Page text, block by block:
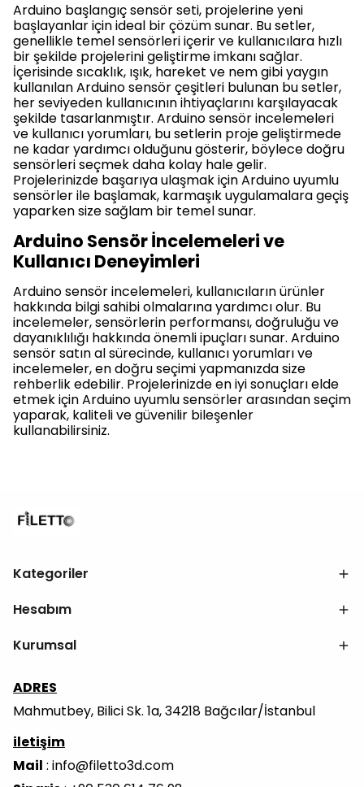
Arduino başlangıç sensör seti, projelerine yeni
başlayanlar için ideal bir çözüm sunar. Bu setler,
genellikle temel sensörleri içerir ve kullanıcılara hızlı
bir şekilde projelerini geliştirme imkanı sağlar.
İçerisinde sıcaklık, ışık, hareket ve nem gibi yaygın
kullanılan Arduino sensör çeşitleri bulunan bu setler,
her seviyeden kullanıcının ihtiyaçlarını karşılayacak
şekilde tasarlanmıştır. Arduino sensör incelemeleri
ve kullanıcı yorumları, bu setlerin proje geliştirmede
ne kadar yardımcı olduğunu gösterir, böylece doğru
sensörleri seçmek daha kolay hale gelir.
Projelerinizde başarıya ulaşmak için Arduino uyumlu
sensörler ile başlamak, karmaşık uygulamalara geçiş
yaparken size sağlam bir temel sunar.
Arduino Sensör İncelemeleri ve
Kullanıcı Deneyimleri
Arduino sensör incelemeleri, kullanıcıların ürünler
hakkında bilgi sahibi olmalarına yardımcı olur. Bu
incelemeler, sensörlerin performansı, doğruluğu ve
dayanıklılığı hakkında önemli ipuçları sunar. Arduino
sensör satın al sürecinde, kullanıcı yorumları ve
incelemeler, en doğru seçimi yapmanızda size
rehberlik edebilir. Projelerinizde en iyi sonuçları elde
etmek için Arduino uyumlu sensörler arasından seçim
yaparak, kaliteli ve güvenilir bileşenler
kullanabilirsiniz.
Kategoriler
Hesabım
Kurumsal
ADRES
Mahmutbey, Bilici Sk. 1a, 34218 Bağcılar/İstanbul
iletişim
Mail : info@filetto3d.com